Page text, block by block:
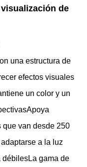
de
una estructura de
efectos visuales
un color y un
van desde 250
a la luz
débilesLa gama de